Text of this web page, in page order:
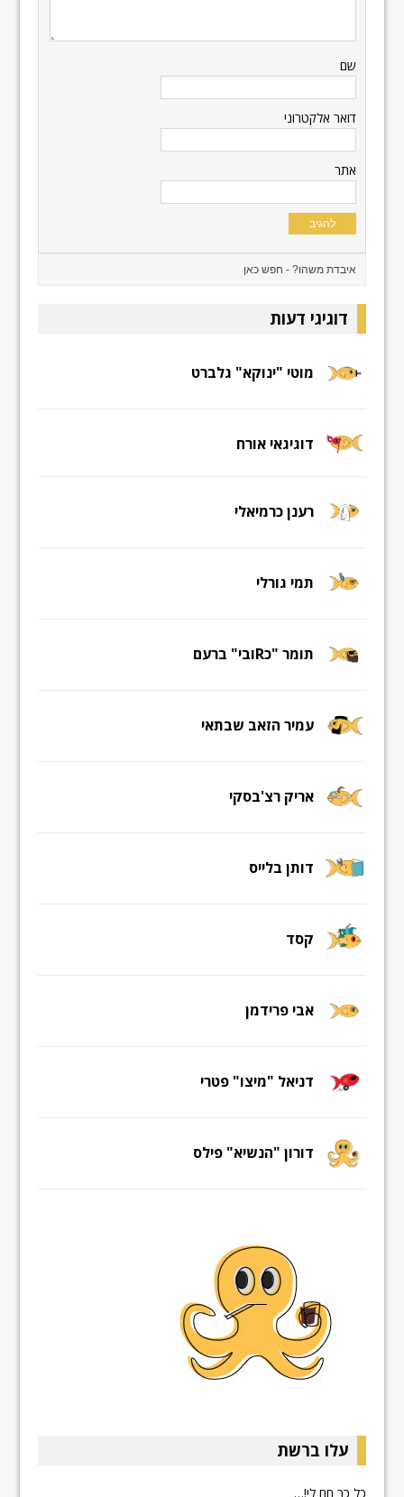
שם
דואר אלקטרוני
אתר
דוגיגי דעות
מוטי "ינוקא" גלברט
דוגיגאי אורח
רענן כרמיאלי
תמי גורלי
תומר "כRובי" ברעם
עמיר הזאב שבתאי
אריק רצ'בסקי
דותן בלייס
קסד
אבי פרידמן
דניאל "מיצו" פטרי
דורון "הנשיא" פילס
עלו ברשת
כל כך חם לי!…